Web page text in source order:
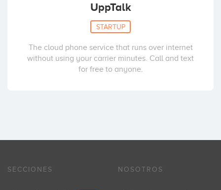
UppTalk
STARTUP
The cloud phone service that runs over internet
without using your carrier minutes. Call and text
for free to anyone.
SECCIONES NOSOTROS